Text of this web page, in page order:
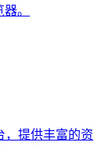
。
，提供丰富的资